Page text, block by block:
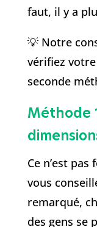
faut, il y a
💡 Notre
vérifiez
seconde
Méthode
Ce n’est
vous
remarqué,
des gens se